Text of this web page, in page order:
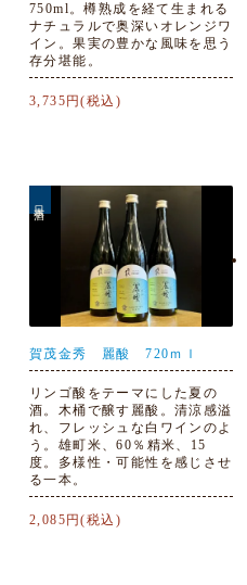
750ml。樽熟成を経て生まれる
ナチュラルで奥深いオレンジワ
イン。果実の豊かな風味を思う
存分堪能。
3,735円(税込)
賀茂金秀 麗酸 720ｍｌ
リンゴ酸をテーマにした夏の
酒。木桶で醸す麗酸。清涼感溢
れ、フレッシュな白ワインのよ
う。雄町米、60％精米、15
度。多様性・可能性を感じさせ
る一本。
2,085円(税込)